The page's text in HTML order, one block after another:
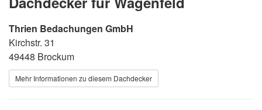
Thrien Bedachungen GmbH
Kirchstr. 31
49448 Brockum
Mehr Informationen zu diesem Dachdecker